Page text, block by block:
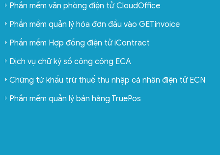
Phần mềm văn phòng điện tử CloudOffice
Phần mềm quản lý hóa đơn đầu vào GETinvoice
Phần mềm Hợp đồng điện tử iContract
Dịch vụ chữ ký số công cộng ECA
Chứng từ khấu trừ thuế thu nhập cá nhân điện tử ECN
Phần mềm quản lý bán hàng TruePos